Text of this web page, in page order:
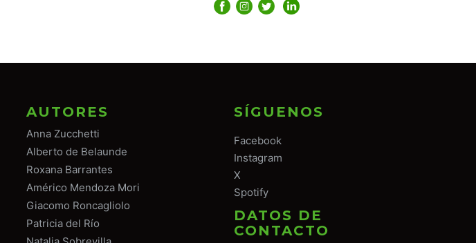
AUTORES
Anna Zucchetti
Alberto de Belaunde
Roxana Barrantes
Américo Mendoza Mori
Giacomo Roncagliolo
Patricia del Río
SÍGUENOS
Facebook
Instagram
X
Spotify
DATOS DE
CONTACTO